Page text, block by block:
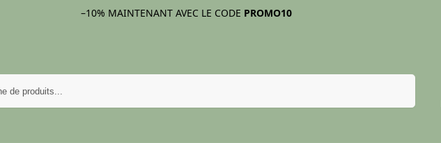
–10% MAINTENANT AVEC LE CODE PROMO10